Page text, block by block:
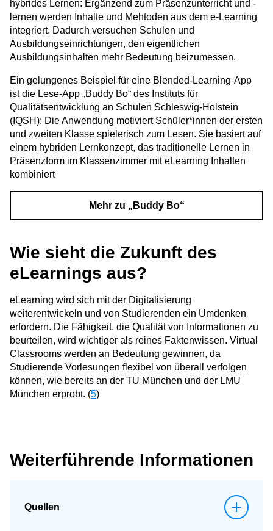
hybrides Lernen: Ergänzend zum Präsenzunterricht und -
lernen werden Inhalte und Mehtoden aus dem e-Learning
integriert. Dadurch versuchen Schulen und
Ausbildungseinrichtungen, den eigentlichen
Ausbildungsinhalten mehr Bedeutung beizumessen.
Ein gelungenes Beispiel für eine Blended-Learning-App
ist die Lese-App „Buddy Bo“ des Instituts für
Qualitätsentwicklung an Schulen Schleswig-Holstein
(IQSH): Die Anwendung motiviert Schüler*innen der ersten
und zweiten Klasse spielerisch zum Lesen. Sie basiert auf
einem hybriden Lernkonzept, das traditionelle Lernen in
Präsenzform im Klassenzimmer mit eLearning Inhalten
kombiniert
Mehr zu „Buddy Bo“
Wie sieht die Zukunft des
eLearnings aus?
eLearning wird sich mit der Digitalisierung
weiterentwickeln und von Studierenden ein Umdenken
erfordern. Die Fähigkeit, die Qualität von Informationen zu
beurteilen, wird wichtiger als reines Faktenwissen. Virtual
Classrooms werden an Bedeutung gewinnen, da
Studierende Vorlesungen flexibel von überall verfolgen
können, wie bereits an der TU München und der LMU
München erprobt. (5)
Weiterführende Informationen
Quellen